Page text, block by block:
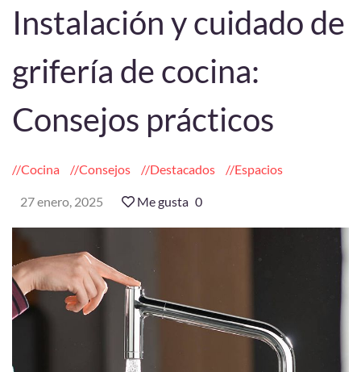
Instalación y cuidado de
grifería de cocina:
Consejos prácticos
Cocina Consejos Destacados Espacios
27 enero, 2025 Me gusta 0